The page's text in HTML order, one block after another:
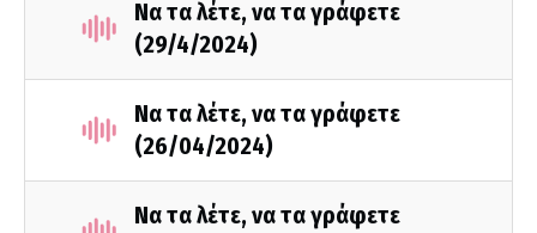
Να τα λέτε, να τα γράφετε
(29/4/2024)
Να τα λέτε, να τα γράφετε
(26/04/2024)
Να τα λέτε, να τα γράφετε